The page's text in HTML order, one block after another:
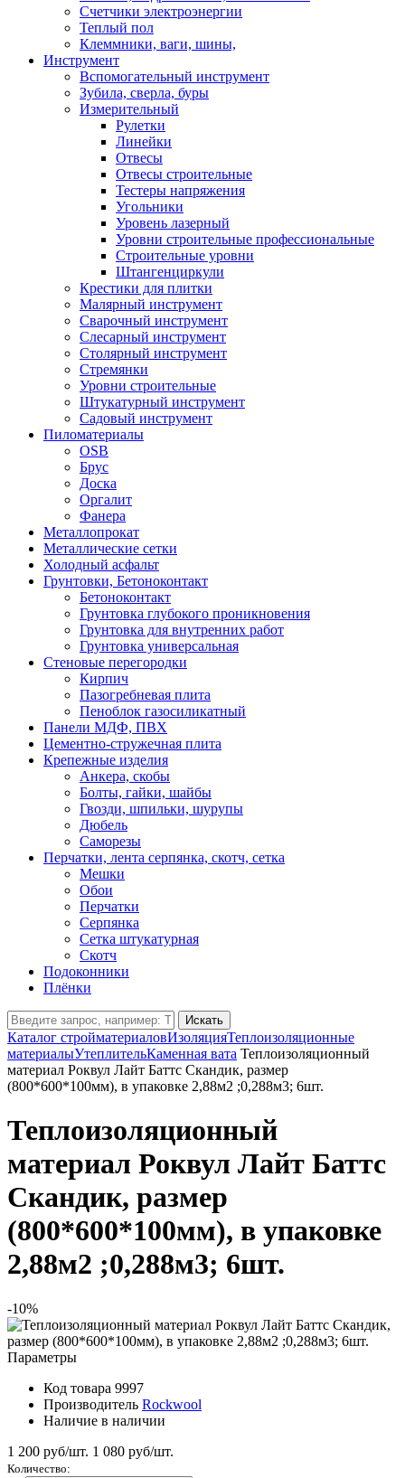
Счетчики электроэнергии
Теплый пол
Клеммники, ваги, шины,
Инструмент
Вспомогательный инструмент
Зубила, сверла, буры
Измерительный
Рулетки
Линейки
Отвесы
Отвесы строительные
Тестеры напряжения
Угольники
Уровень лазерный
Уровни строительные профессиональные
Строительные уровни
Штангенциркули
Крестики для плитки
Малярный инструмент
Сварочный инструмент
Слесарный инструмент
Столярный инструмент
Стремянки
Уровни строительные
Штукатурный инструмент
Садовый инструмент
Пиломатериалы
OSB
Брус
Доска
Оргалит
Фанера
Металлопрокат
Металлические сетки
Холодный асфальт
Грунтовки, Бетоноконтакт
Бетоноконтакт
Грунтовка глубокого проникновения
Грунтовка для внутренних работ
Грунтовка универсальная
Стеновые перегородки
Кирпич
Пазогребневая плита
Пеноблок газосиликатный
Панели МДФ, ПВХ
Цементно-стружечная плита
Крепежные изделия
Анкера, скобы
Болты, гайки, шайбы
Гвозди, шпильки, шурупы
Дюбель
Саморезы
Перчатки, лента серпянка, скотч, сетка
Мешки
Обои
Перчатки
Серпянка
Сетка штукатурная
Скотч
Подоконники
Плёнки
Искать
Каталог стройматериаловИзоляцияТеплоизоляционные
материалыУтеплительКаменная вата Теплоизоляционный
материал Роквул Лайт Баттс Скандик, размер
(800*600*100мм), в упаковке 2,88м2 ;0,288м3; 6шт.
Теплоизоляционный
материал Роквул Лайт Баттс
Скандик, размер
(800*600*100мм), в упаковке
2,88м2 ;0,288м3; 6шт.
-10%
Параметры
Код товара 9997
Производитель Rockwool
Наличие в наличии
1 200 руб/шт. 1 080 руб/шт.
Количество: